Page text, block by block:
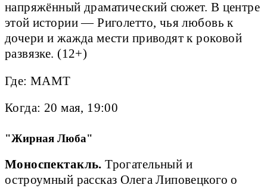
напряжённый драматический сюжет. В центре
этой истории — Риголетто, чья любовь к
дочери и жажда мести приводят к роковой
развязке. (12+)
Где: МАМТ
Когда: 20 мая, 19:00
"Жирная Люба"
Моноспектакль.Трогательный и
остроумный рассказ Олега Липовецкого о